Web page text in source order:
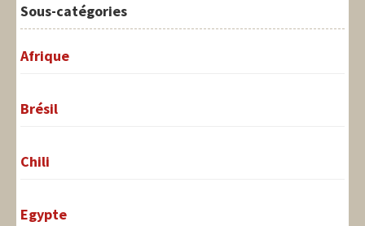
Sous-catégories
Afrique
Brésil
Chili
Egypte